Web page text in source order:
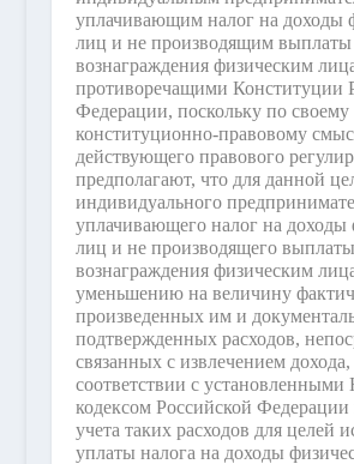
уплачивающим налог на доходы
лиц и не производящим
вознаграждения физическим
противоречащими Конституции
Федерации, поскольку по своему
конституционно-правовому
действующего правового
предполагают, что для данной
индивидуального
уплачивающего налог на доходы
лиц и не производящего
вознаграждения физическим
уменьшению на величину
произведенных им и
подтвержденных расходов,
связанных с извлечением дохода,
соответствии с
кодексом Российской
учета таких расходов для целей
уплаты налога на доходы